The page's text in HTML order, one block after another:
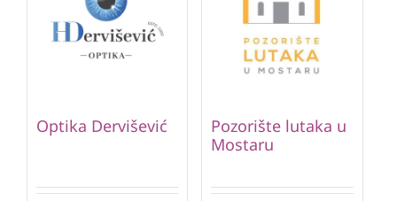
Optika Dervišević
Pozorište lutaka u
Mostaru